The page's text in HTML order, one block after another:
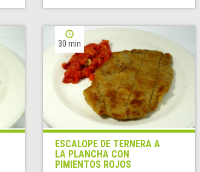
30 min
ESCALOPE DE TERNERA A
LA PLANCHA CON
PIMIENTOS ROJOS